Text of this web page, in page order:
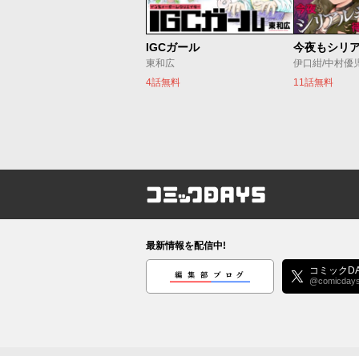
IGCガール
東和広
4話無料
伊口紺/中村優
11話無料
コミックDAYS
最新情報を配信中!
編集部ブログ コミック